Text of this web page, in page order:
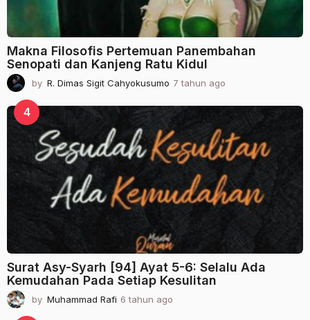
Makna Filosofis Pertemuan Panembahan
Senopati dan Kanjeng Ratu Kidul
by R. Dimas Sigit Cahyokusumo 7 tahun ago
a
u
n
a
o
4
Surat Asy-Syarh [94] Ayat 5-6: Selalu Ada
Kemudahan Pada Setiap Kesulitan
by Muhammad Rafi 6 tahun ago